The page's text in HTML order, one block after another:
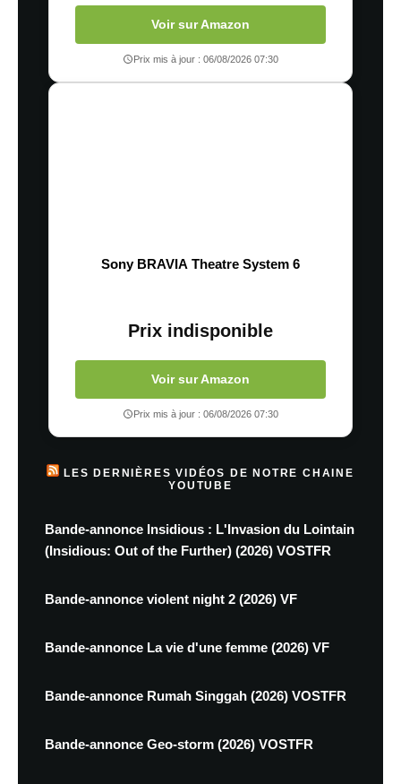
Voir sur Amazon
Prix mis à jour : 06/08/2026 07:30
Sony BRAVIA Theatre System 6
Prix indisponible
Voir sur Amazon
Prix mis à jour : 06/08/2026 07:30
LES DERNIÈRES VIDÉOS DE NOTRE CHAINE
YOUTUBE
Bande-annonce Insidious : L'Invasion du Lointain
(Insidious: Out of the Further) (2026) VOSTFR
Bande-annonce violent night 2 (2026) VF
Bande-annonce La vie d'une femme (2026) VF
Bande-annonce Rumah Singgah (2026) VOSTFR
Bande-annonce Geo-storm (2026) VOSTFR